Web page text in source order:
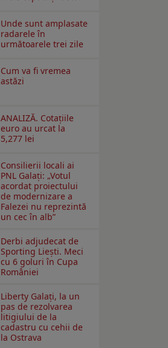
Unde sunt amplasate
radarele în
următoarele trei zile
Cum va fi vremea
astăzi
ANALIZĂ. Cotațiile
euro au urcat la
5,277 lei
Consilierii locali ai
PNL Galaţi: „Votul
acordat proiectului
de modernizare a
Falezei nu reprezintă
un cec în alb”
Derbi adjudecat de
Sporting Liești. Meci
cu 6 goluri în Cupa
României
Liberty Galați, la un
pas de rezolvarea
litigiului de la
cadastru cu cehii de
la Ostrava